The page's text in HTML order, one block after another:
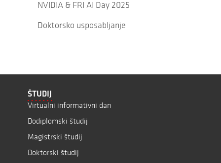
NVIDIA & FRI AI Day 2025
Doktorsko usposabljanje
ŠTUDIJ
Virtualni informativni dan
Dodiplomski študij
Magistrski študij
Doktorski študij